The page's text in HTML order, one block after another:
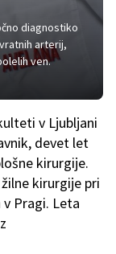
diagnostiko
arterij,
ven.
v Ljubljani
devet let
kirurgije.
kirurgije pri
Pragi. Leta